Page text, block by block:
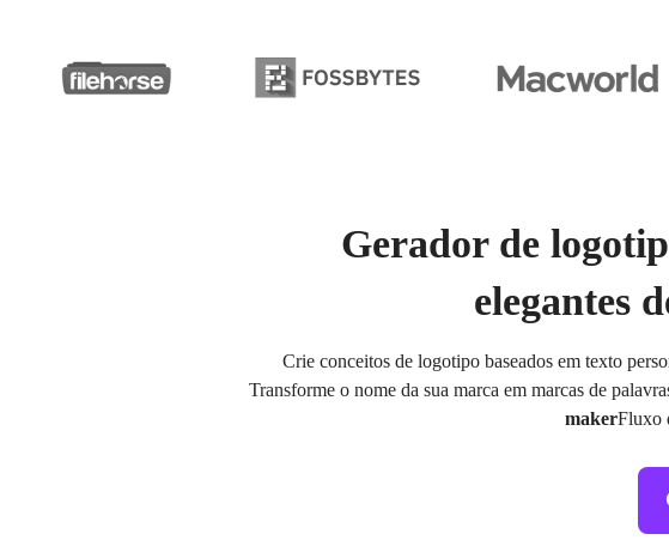
Gerador de
elegantes
Crie conceitos de logotipo baseados em texto
Transforme o nome da sua marca em marcas de
makerFluxo